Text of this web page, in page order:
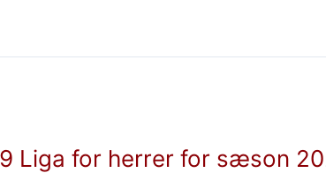
Liga for herrer for sæson